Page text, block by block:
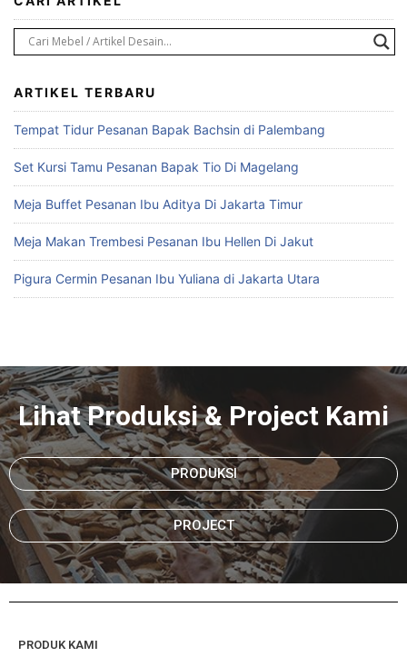
ARTIKEL TERBARU
Tempat Tidur Pesanan Bapak Bachsin di Palembang
Set Kursi Tamu Pesanan Bapak Tio Di Magelang
Meja Buffet Pesanan Ibu Aditya Di Jakarta Timur
Meja Makan Trembesi Pesanan Ibu Hellen Di Jakut
Pigura Cermin Pesanan Ibu Yuliana di Jakarta Utara
Lihat Produksi & Project Kami
PRODUKSI
PROJECT
PRODUK KAMI